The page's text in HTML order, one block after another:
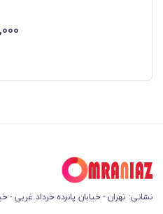
نشانی: تهران - خیابان پانزده خرداد غربی -